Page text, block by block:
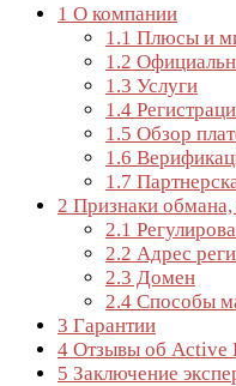
1 О компании
1.1 Плюсы и
1.2
1.3 Услуги
1.4
1.5 Обзор
1.6
1.7
2 Признаки
2.1
2.2 Адрес
2.3 Домен
2.4 Способы
3 Гарантии
4 Отзывы об Active
5 Заключение